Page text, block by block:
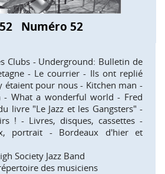
52 Numéro 52
Clubs - Underground: Bulletin de
- Le courrier - Ils ont replié
étaient pour nous - Kitchen man -
- What a wonderful world - Fred
livre "Le Jazz et les Gangsters" -
! - Livres, disques, cassettes -
portrait - Bordeaux d'hier et
Society Jazz Band
des musiciens